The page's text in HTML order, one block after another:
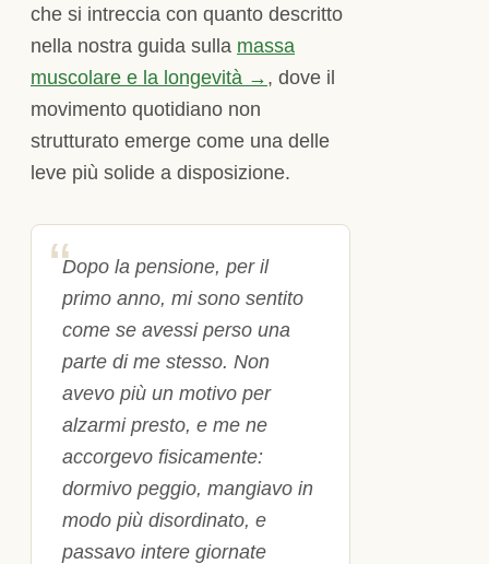
che si intreccia con quanto descritto
nella nostra guida sulla massa
muscolare e la longevità → , dove il
movimento quotidiano non
strutturato emerge come una delle
leve più solide a disposizione.
Dopo la pensione, per il
primo anno, mi sono sentito
come se avessi perso una
parte di me stesso. Non
avevo più un motivo per
alzarmi presto, e me ne
accorgevo fisicamente:
dormivo peggio, mangiavo in
modo più disordinato, e
passavo intere giornate